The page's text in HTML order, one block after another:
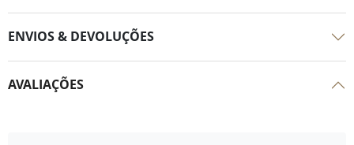
ENVIOS & DEVOLUÇÕES
AVALIAÇÕES